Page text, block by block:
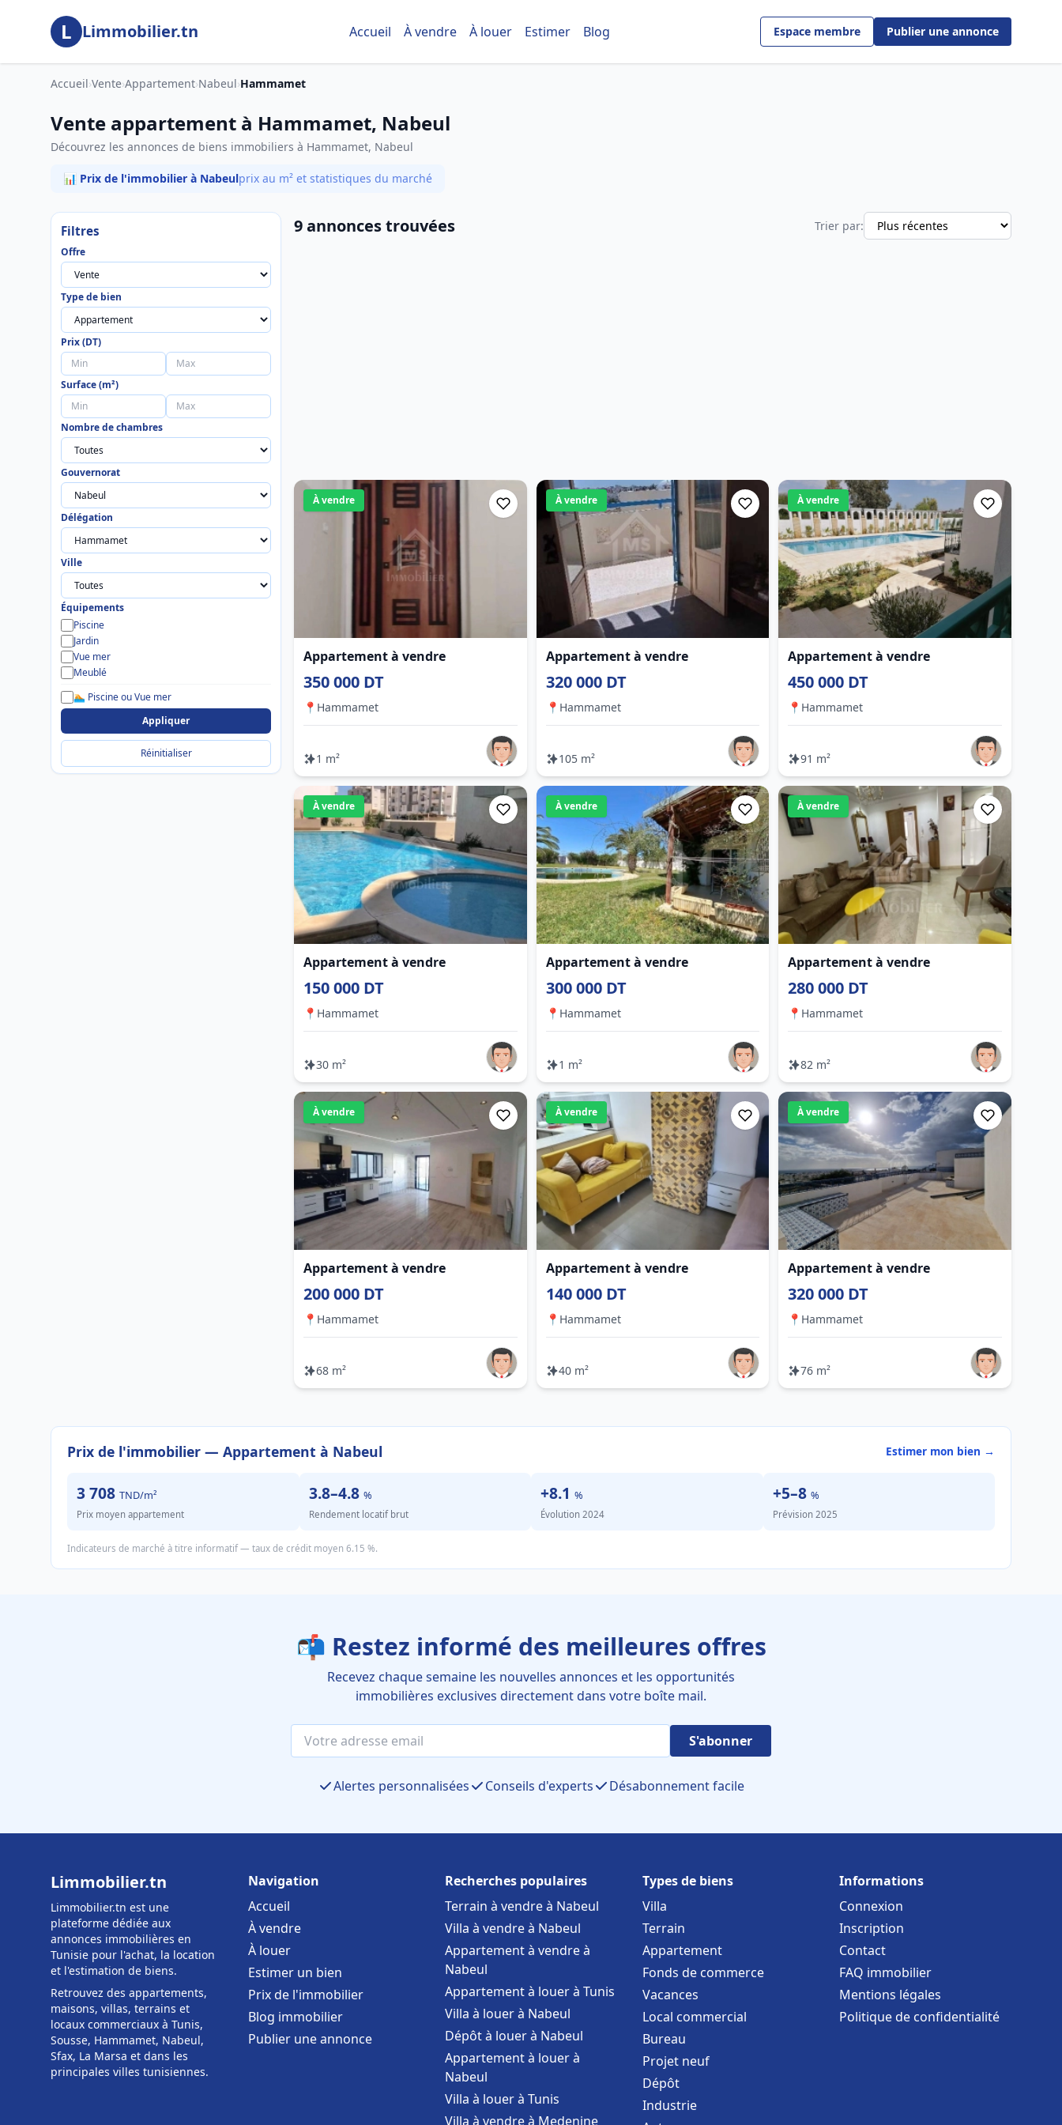
Aller au contenu principal
L Limmobilier.tn Accueil À vendre À louer Estimer Blog Espace membre Publier une annonce
Accueil›Vente›Appartement›Nabeul›Hammamet
Vente appartement à Hammamet, Nabeul
Découvrez les annonces de biens immobiliers à Hammamet, Nabeul
📊 Prix de l'immobilier à Nabeulprix au m² et statistiques du marché
Filtres
Offre
Type de bien
Prix (DT)
Surface (m²)
Nombre de chambres
Gouvernorat
Délégation
Ville
Équipements
Piscine
Jardin
Vue mer
Meublé
🏊 Piscine ou Vue mer
Appliquer
Réinitialiser
9 annonces trouvées Trier par:
À vendre
Appartement à vendre
350 000 DT
📍 Hammamet
1 m²
À vendre
Appartement à vendre
320 000 DT
📍 Hammamet
105 m²
À vendre
Appartement à vendre
450 000 DT
📍 Hammamet
91 m²
À vendre
Appartement à vendre
150 000 DT
📍 Hammamet
30 m²
À vendre
Appartement à vendre
300 000 DT
📍 Hammamet
1 m²
À vendre
Appartement à vendre
280 000 DT
📍 Hammamet
82 m²
À vendre
Appartement à vendre
200 000 DT
📍 Hammamet
68 m²
À vendre
Appartement à vendre
140 000 DT
📍 Hammamet
40 m²
À vendre
Appartement à vendre
320 000 DT
📍 Hammamet
76 m²
Prix de l'immobilier — Appartement à Nabeul Estimer mon bien →
3 708 TND/m²
Prix moyen appartement
3.8–4.8 %
Rendement locatif brut
+8.1 %
Évolution 2024
+5–8 %
Prévision 2025
Indicateurs de marché à titre informatif — taux de crédit moyen 6.15 %.
📬 Restez informé des meilleures offres
Recevez chaque semaine les nouvelles annonces et les opportunités
immobilières exclusives directement dans votre boîte mail.
S'abonner
Alertes personnalisées Conseils d'experts Désabonnement facile
Limmobilier.tn
Limmobilier.tn est une
plateforme dédiée aux
annonces immobilières en
Tunisie pour l'achat, la location
et l'estimation de biens.
Retrouvez des appartements,
maisons, villas, terrains et
locaux commerciaux à Tunis,
Sousse, Hammamet, Nabeul,
Sfax, La Marsa et dans les
principales villes tunisiennes.
Navigation
Accueil
À vendre
À louer
Estimer un bien
Prix de l'immobilier
Blog immobilier
Publier une annonce
Recherches populaires
Terrain à vendre à Nabeul
Villa à vendre à Nabeul
Appartement à vendre à
Nabeul
Appartement à louer à Tunis
Villa à louer à Nabeul
Dépôt à louer à Nabeul
Appartement à louer à
Nabeul
Villa à louer à Tunis
Villa à vendre à Medenine
Types de biens
Villa
Terrain
Appartement
Fonds de commerce
Vacances
Local commercial
Bureau
Projet neuf
Dépôt
Industrie
Informations
Connexion
Inscription
Contact
FAQ immobilier
Mentions légales
Politique de confidentialité